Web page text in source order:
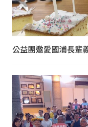
公益團邀愛國浦長輩